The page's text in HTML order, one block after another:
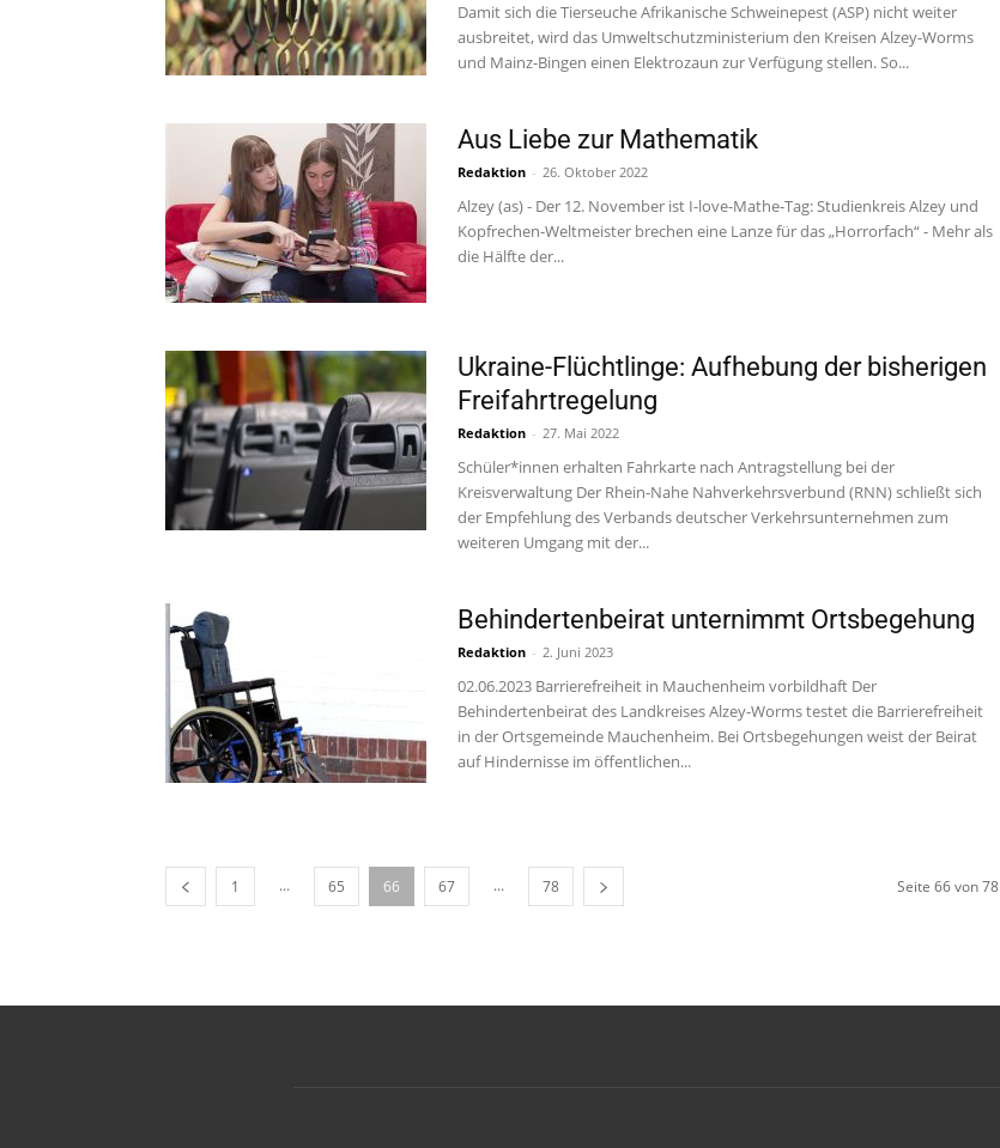
Damit sich die Tierseuche Afrikanische Schweinepest (ASP) nicht weiter
ausbreitet, wird das Umweltschutzministerium den Kreisen Alzey-Worms
und Mainz-Bingen einen Elektrozaun zur Verfügung stellen. So...
Aus Liebe zur Mathematik
Redaktion - 26. Oktober 2022
Alzey (as) - Der 12. November ist I-love-Mathe-Tag: Studienkreis Alzey und
Kopfrechen-Weltmeister brechen eine Lanze für das „Horrorfach“ - Mehr als
die Hälfte der...
Ukraine-Flüchtlinge: Aufhebung der bisherigen
Freifahrtregelung
Redaktion - 27. Mai 2022
Schüler*innen erhalten Fahrkarte nach Antragstellung bei der
Kreisverwaltung Der Rhein-Nahe Nahverkehrsverbund (RNN) schließt sich
der Empfehlung des Verbands deutscher Verkehrsunternehmen zum
weiteren Umgang mit der...
Behindertenbeirat unternimmt Ortsbegehung
Redaktion - 2. Juni 2023
02.06.2023 Barrierefreiheit in Mauchenheim vorbildhaft Der
Behindertenbeirat des Landkreises Alzey-Worms testet die Barrierefreiheit
in der Ortsgemeinde Mauchenheim. Bei Ortsbegehungen weist der Beirat
auf Hindernisse im öffentlichen...
1 ... 65 66 67 ... 78 Seite 66 von 78